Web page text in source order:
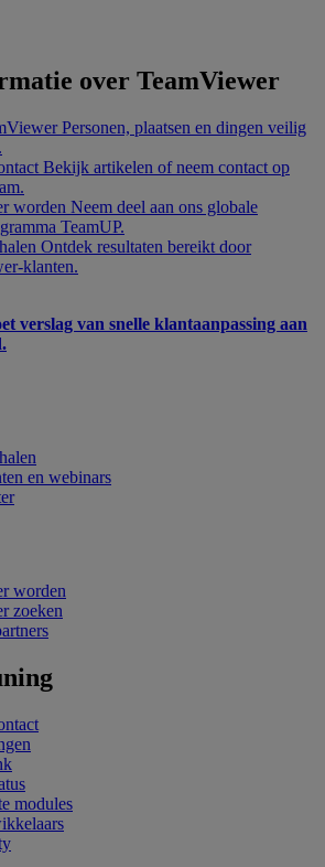
over TeamViewer
Personen, plaatsen en dingen veilig
Bekijk artikelen of neem contact op
worden Neem deel aan ons globale
TeamUP.
Ontdek resultaten bereikt door
klanten.
verslag van snelle klantaanpassing aan
en webinars
worden
zoeken
modules